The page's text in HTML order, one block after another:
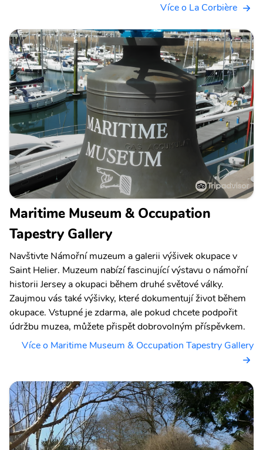
Více o La Corbière
Maritime Museum & Occupation
Tapestry Gallery
Navštivte Námořní muzeum a galerii výšivek okupace v
Saint Helier. Muzeum nabízí fascinující výstavu o námořní
historii Jersey a okupaci během druhé světové války.
Zaujmou vás také výšivky, které dokumentují život během
okupace. Vstupné je zdarma, ale pokud chcete podpořit
údržbu muzea, můžete přispět dobrovolným příspěvkem.
Více o Maritime Museum & Occupation Tapestry Gallery